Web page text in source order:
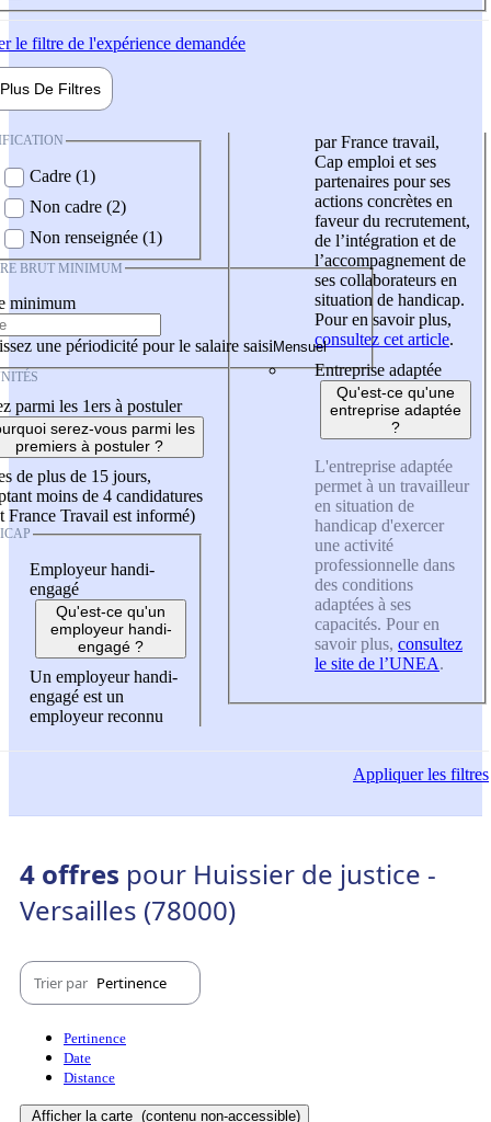
le filtre de l'expérience demandée
Plus De Filtres
Cadre (1)
Non cadre (2)
Non renseignée (1)
BRUT MINIMUM
minimum
une périodicité pour le salaire saisi
parmi les 1ers à postuler
serez-vous parmi les
premiers à postuler ?
de plus de 15 jours,
moins de 4 candidatures
France Travail est informé)
Employeur handi-
engagé
Qu'est-ce qu'un
employeur handi-
engagé ?
Un employeur handi-
engagé est un
employeur reconnu
par France travail,
Cap emploi et ses
partenaires pour ses
actions concrètes en
faveur du recrutement,
de l’intégration et de
l’accompagnement de
ses collaborateurs en
situation de handicap.
Pour en savoir plus,
consultez cet article.
Entreprise adaptée
Qu'est-ce qu'une
entreprise adaptée
?
L'entreprise adaptée
permet à un travailleur
en situation de
handicap d'exercer
une activité
professionnelle dans
des conditions
adaptées à ses
capacités. Pour en
savoir plus, consultez
le site de l’UNEA.
Appliquerles filtres
4 offres pour Huissier de justice -
Versailles (78000)
Trier par Pertinence
Pertinence
Date
Distance
Afficher la carte (contenu non-accessible)